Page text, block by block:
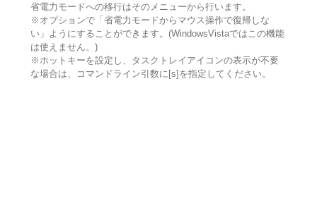
省電力モードへの移行はそのメニューから行います。
※オプションで「省電力モードからマウス操作で復帰しな
い」ようにすることができます。(WindowsVistaではこの機能
は使えません。)
※ホットキーを設定し、タスクトレイアイコンの表示が不要
な場合は、コマンドライン引数に[s]を指定してください。